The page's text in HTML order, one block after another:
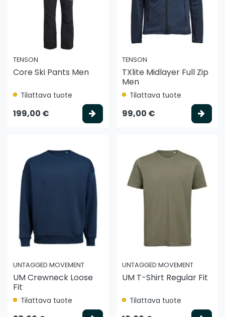
TENSON
Core Ski Pants Men
Tilattava tuote
199,00 € Valitse vaihtoehto
TENSON
TXlite Midlayer Full Zip
Men
Tilattava tuote
99,00 €
UNTAGGED MOVEMENT
UM Crewneck Loose
Fit
Tilattava tuote
UNTAGGED MOVEMENT
UM T-Shirt Regular Fit
Tilattava tuote